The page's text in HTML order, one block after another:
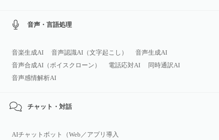
音声・言語処理
音楽生成AI 音声認識AI（文字起こし）
音声生成AI
音声合成AI（ボイスクローン）
電話応対AI
同時通訳AI
音声感情解析AI
チャット・対話
AIチャットボット（Web／アプリ導入